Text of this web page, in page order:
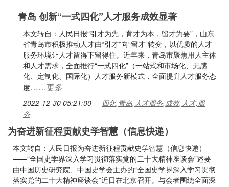
青岛 创新“一式四化”人才服务成效显著
本文转自：人民日报“引才为先，育才为本，留才为要”，山东
省青岛市积极推动人才由“引才”向“留才”转变，以优质的人才
服务环境让人才留得下留得住。近年来，青岛市聚焦用人主体
和人才需求，全面推行“一式四化”（一站式和市场化、无感
化、定制化、国际化）人才服务新模式，全面提升人才服务态
度……更多
2022-12-30 05:21:00
四化,青岛,人才服务,成效,人才,服
务
为奋进新征程贡献史学智慧（信息快递）
本文转自：人民日报为奋进新征程贡献史学智慧（信息快递）
——“全国史学界深入学习贯彻落实党的二十大精神座谈会”述要
由中国历史研究院、中国史学会主办的“全国史学界深入学习贯彻
落实党的二十大精神座谈会”近日在北京召开。与会者围绕全面深